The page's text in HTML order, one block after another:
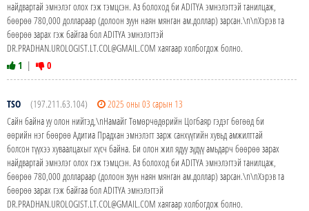
найдвартай эмнэлэг олох гэж тэмцсэн. Аз болоход би ADITYA эмнэлэгтэй танилцаж,
бөөрөө 780,000 доллараар (долоон зуун наян мянган ам.доллар) зарсан.\n\nХэрэв та
бөөрөө зарах гэж байгаа бол ADITYA эмнэлэгтэй
DR.PRADHAN.UROLOGIST.LT.COL@GMAIL.COM хаягаар холбогдож болно.
1 | 0
TSO (197.211.63.104)
2025 оны 03 сарын 13
Сайн байна уу олон нийтэд,\nНамайг Төмөрчөдөрийн Цогбаяр гэдэг бөгөөд би
өөрийн нэг бөөрөө Адитиа Прадхан эмнэлэгт зарж санхүүгийн хувьд амжилттай
болсон түүхээ хуваалцахыг хүсч байна. Би олон жил ядуу зүдүү амьдарч бөөрөө зарах
найдвартай эмнэлэг олох гэж тэмцсэн. Аз болоход би ADITYA эмнэлэгтэй танилцаж,
бөөрөө 780,000 доллараар (долоон зуун наян мянган ам.доллар) зарсан.\n\nХэрэв та
бөөрөө зарах гэж байгаа бол ADITYA эмнэлэгтэй
DR.PRADHAN.UROLOGIST.LT.COL@GMAIL.COM хаягаар холбогдож болно.